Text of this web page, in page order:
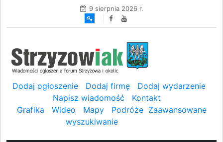
9 sierpnia 2026 r.
Dodaj ogłoszenie Dodaj firmę
Dodaj wydarzenie
Napisz wiadomość
Kontakt
Grafika
Wideo Mapy Podróże Zaawansowane
wyszukiwanie